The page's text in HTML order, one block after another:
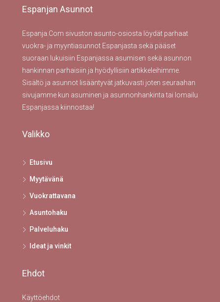
Espanjan Asunnot
Espanja.Com sivuston asunto-osiosta löydät parhaat
vuokra- ja myyntiasunnot Espanjasta sekä pääset
suoraan lukuisiin Espanjassa asumisen sekä asunnon
hankinnan parhaisiin ja hyödyllisiin artikkeleihimme.
Sisältö ja asunnot lisääntyvät jatkuvasti joten seuraahan
sivujamme kun asuminen ja asunnonhankinta tai lomailu
Espanjassa kiinnostaa!
Valikko
Etusivu
Myytävänä
Vuokrattavana
Asuntohaku
Palveluhaku
Ideat ja vinkit
Ehdot
Käyttöehdot